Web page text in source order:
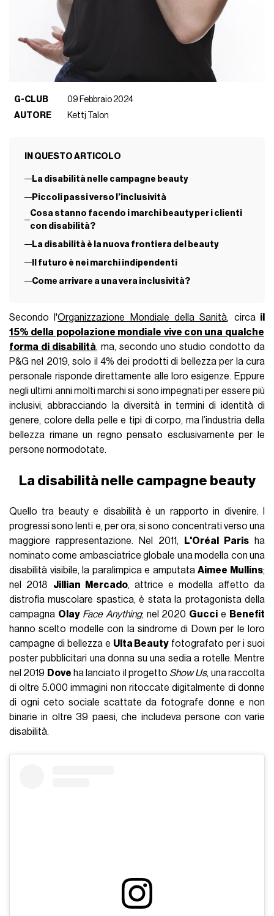
G-CLUB
09 Febbraio 2024
AUTORE
Kettj Talon
IN QUESTO ARTICOLO
La disabilità nelle campagne beauty
Piccoli passi verso l’inclusività
Cosa stanno facendo i marchi beauty per i clienti
con disabilità?
La disabilità è la nuova frontiera del beauty
Il futuro è nei marchi indipendenti
Come arrivare a una vera inclusività?
Secondo l'Organizzazione Mondiale della Sanità, circail
15% della popolazione mondiale vive con una qualche
forma di disabilità, ma, secondo uno studio condotto da
P&G nel 2019, solo il 4% dei prodotti di bellezza per la cura
personale risponde direttamente alle loro esigenze. Eppure
negli ultimi anni molti marchi si sono impegnati per essere più
inclusivi, abbracciando la diversità in termini di identità di
genere, colore della pelle e tipi di corpo, ma l’industria della
bellezza rimane un regno pensato esclusivamente per le
persone normodotate.
La disabilità nelle campagne beauty
Quello tra beauty e disabilità è un rapporto in divenire. I
progressi sono lenti e, per ora, si sono concentrati verso una
maggiore rappresentazione. Nel 2011,
L'Oréal Paris ha
nominato come ambasciatrice globale una modella con una
disabilità visibile, la paralimpica e amputataAimee Mullins;
nel 2018 Jillian Mercado, attrice e modella affetto da
distrofia muscolare spastica, è stata la protagonista della
campagna Olay Face Anything; nel 2020 Gucci e Benefit
hanno scelto modelle con la sindrome di Down per le loro
campagne di bellezza e Ulta Beauty fotografato per i suoi
poster pubblicitari una donna su una sedia a rotelle. Mentre
nel 2019 Dove ha lanciato il progetto Show Us, una raccolta
di oltre 5.000 immagini non ritoccate digitalmente di donne
di ogni ceto sociale scattate da fotografe donne e non
binarie in oltre 39 paesi, che includeva persone con varie
disabilità.